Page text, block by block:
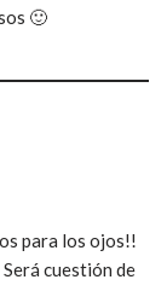
🙂
para los ojos!!
cuestión de